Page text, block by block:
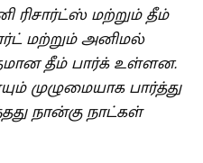
ரிசார்ட்ஸ் மற்றும் தீம்
மற்றும் அனிமல்
தீம் பார்க் உள்ளன.
முழுமையாக பார்த்து
நான்கு நாட்கள்